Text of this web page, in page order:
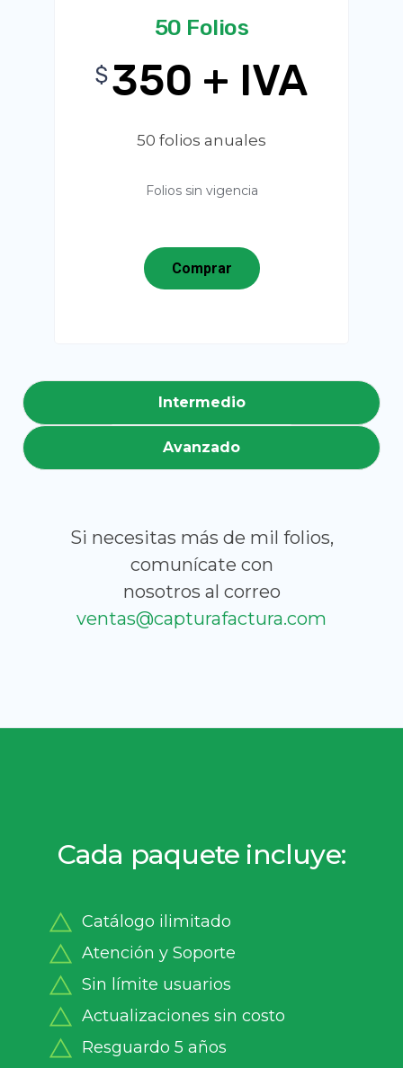
50 Folios
$350 + IVA
50 folios anuales
Folios sin vigencia
Comprar
Intermedio
Avanzado
Si necesitas más de mil folios,
comunícate con
nosotros al correo
ventas@capturafactura.com
Cada paquete incluye:
Catálogo ilimitado
Atención y Soporte
Sin límite usuarios
Actualizaciones sin costo
Resguardo 5 años